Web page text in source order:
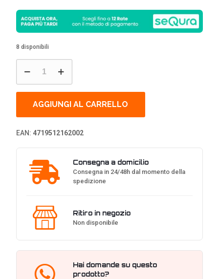
8 disponibili
Master
MasterLiquid
Core
AIO
-
Nero
quantità
AGGIUNGI AL CARRELLO
EAN: 4719512162002
Consegna a domicilio
Consegna in 24/48h dal momento della
spedizione
Ritiro in negozio
Non disponibile
Hai domande su questo
prodotto?